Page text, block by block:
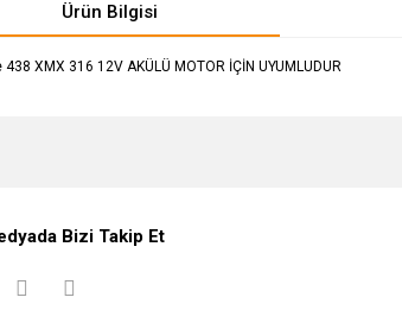
Ürün Bilgisi
438 XMX 316 12V AKÜLÜ MOTOR İÇİN UYUMLUDUR
Bizi Takip Et